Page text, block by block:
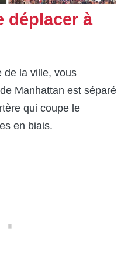
déplacer à
de la ville, vous
Manhattan est séparé
qui coupe le
en biais.